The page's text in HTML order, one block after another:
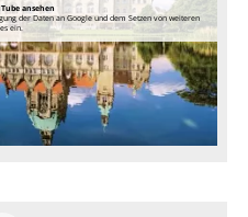
ansehen
der Daten an Google und dem Setzen von weiteren
ein.